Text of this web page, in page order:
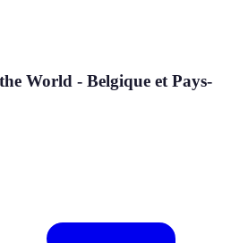
World - Belgique et Pays-